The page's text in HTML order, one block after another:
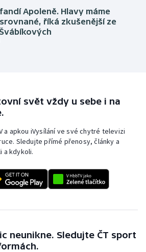
Apoleně. Hlavy máme
říká zkušenější ze
svět vždy u sebe i na
a apkou iVysílání ve své chytré televizi
Sledujte přímé přenosy, články a
a kdykoli.
neunikne. Sledujte ČT sport